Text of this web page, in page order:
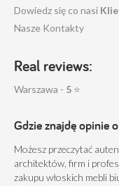
Dowiedz się co nasi
Nasze Kontakty
Real reviews:
Warszawa - 5 ⭐
Gdzie znajdę opinie
Możesz przeczytać
architektów, firm i
zakupu włoskich mebli